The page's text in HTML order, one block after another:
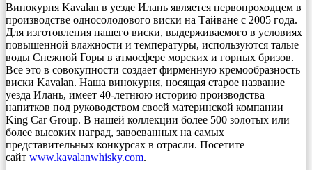
Винокурня Kavalan в уезде Илань является первопроходцем в
производстве односолодового виски на Тайване с 2005 года.
Для изготовления нашего виски, выдерживаемого в условиях
повышенной влажности и температуры, используются талые
воды Снежной Горы в атмосфере морских и горных бризов.
Все это в совокупности создает фирменную кремообразность
виски Kavalan. Наша винокурня, носящая старое название
уезда Илань, имеет 40-летнюю историю производства
напитков под руководством своей материнской компании
King Car Group. В нашей коллекции более 500 золотых или
более высоких наград, завоеванных на самых
представительных конкурсах в отрасли. Посетите
сайт www.kavalanwhisky.com.